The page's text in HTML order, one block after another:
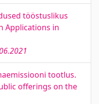
tööstuslikus
Applications in
tootlus.
offerings on the